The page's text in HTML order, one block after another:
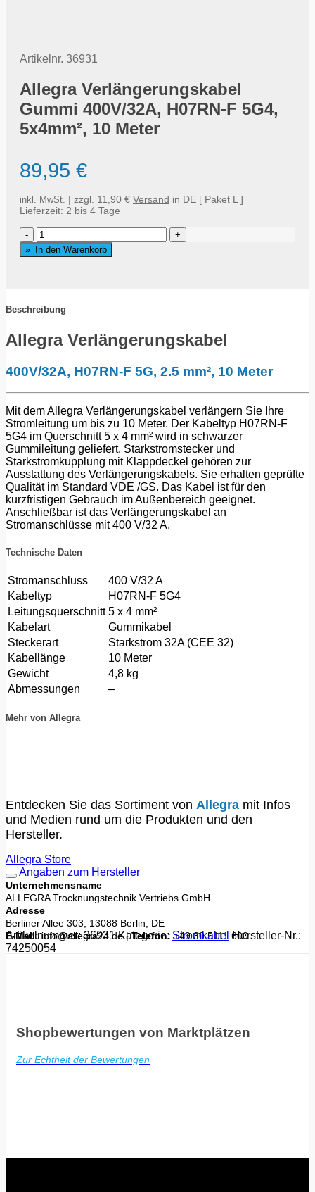
Artikelnr. 36931
Allegra Verlängerungskabel
Gummi 400V/32A, H07RN-F 5G4,
5x4mm², 10 Meter
89,95 €
inkl. MwSt. | zzgl. 11,90 € Versand in DE [ Paket L ]
Lieferzeit: 2 bis 4 Tage
Allegra
Verlängerungskabel
Gummi
5G4,
10
Meter
In den Warenkorb
Beschreibung
Allegra Verlängerungskabel
400V/32A, H07RN-F 5G, 2.5 mm², 10 Meter
Mit dem Allegra Verlängerungskabel verlängern Sie Ihre
Stromleitung um bis zu 10 Meter. Der Kabeltyp H07RN-F
5G4 im Querschnitt 5 x 4 mm² wird in schwarzer
Gummileitung geliefert. Starkstromstecker und
Starkstromkupplung mit Klappdeckel gehören zur
Ausstattung des Verlängerungskabels. Sie erhalten geprüfte
Qualität im Standard VDE /GS. Das Kabel ist für den
kurzfristigen Gebrauch im Außenbereich geeignet.
Anschließbar ist das Verlängerungskabel an
Stromanschlüsse mit 400 V/32 A.
Technische Daten
Stromanschluss
400 V/32 A
Kabeltyp
H07RN-F 5G4
Leitungsquerschnitt 5 x 4 mm²
Kabelart
Gummikabel
Steckerart
Starkstrom 32A (CEE 32)
Kabellänge
10 Meter
Gewicht
4,8 kg
Abmessungen
–
Mehr von Allegra
Entdecken Sie das Sortiment von Allegra mit Infos
und Medien rund um die Produkten und den
Hersteller.
Allegra Store
Angaben zum Hersteller
Unternehmensname
ALLEGRA Trocknungstechnik Vertriebs GmbH
Adresse
Berliner Allee 303, 13088 Berlin, DE
E-Mail:info@allegra24.de |Telefon: +4930 5111 600
Artikelnummer:36931 Kategorie: Stromkabel Hersteller-Nr.:
74250054
Shopbewertungen von Marktplätzen
Zur Echtheit der Bewertungen